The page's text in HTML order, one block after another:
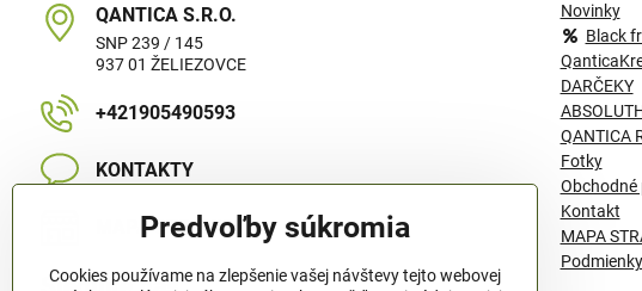
QANTICA S​.R​.O​.
SNP 239 / 145
937 01 ŽELIEZOVCE
+421905490593
KONTAKTY
MAPA STRÁNKY
Novinky
Black
DARČEKY
QANTICA
Fotky
Obchodné
Kontakt
MAPA
Predvoľby súkromia
Cookies používame na zlepšenie vašej návštevy tejto webovej